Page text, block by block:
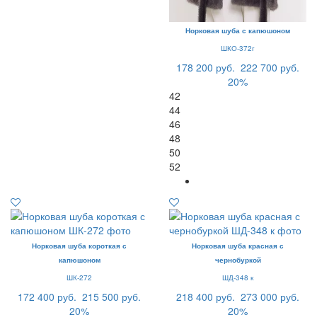
Норковая шуба с капюшоном
ШКО-372г
178 200 руб. 222 700 руб.
20%
42
44
46
48
50
52
Норковая шуба короткая с
капюшоном
ШК-272
172 400 руб. 215 500 руб.
20%
Норковая шуба красная с
чернобуркой
ШД-348 к
218 400 руб. 273 000 руб.
20%